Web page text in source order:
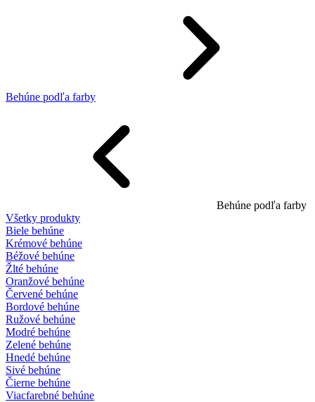
Behúne podľa farby
Behúne podľa farby
Všetky produkty
Biele behúne
Krémové behúne
Béžové behúne
Žlté behúne
Oranžové behúne
Červené behúne
Bordové behúne
Ružové behúne
Modré behúne
Zelené behúne
Hnedé behúne
Sivé behúne
Čierne behúne
Viacfarebné behúne